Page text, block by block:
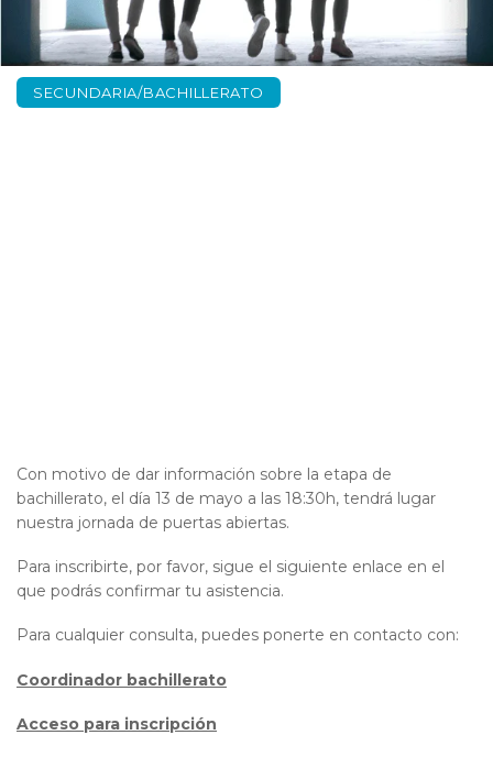
SECUNDARIA/BACHILLERATO
Con motivo de dar información sobre la etapa de
bachillerato, el día 13 de mayo a las 18:30h, tendrá lugar
nuestra jornada de puertas abiertas.
Para inscribirte, por favor, sigue el siguiente enlace en el
que podrás confirmar tu asistencia.
Para cualquier consulta, puedes ponerte en contacto con:
Coordinador bachillerato
Acceso para inscripción